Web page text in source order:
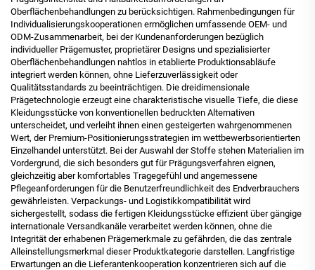
Oberflächenbehandlungen zu berücksichtigen. Rahmenbedingungen für
Individualisierungskooperationen ermöglichen umfassende OEM- und
ODM-Zusammenarbeit, bei der Kundenanforderungen bezüglich
individueller Prägemuster, proprietärer Designs und spezialisierter
Oberflächenbehandlungen nahtlos in etablierte Produktionsabläufe
integriert werden können, ohne Lieferzuverlässigkeit oder
Qualitätsstandards zu beeinträchtigen. Die dreidimensionale
Prägetechnologie erzeugt eine charakteristische visuelle Tiefe, die diese
Kleidungsstücke von konventionellen bedruckten Alternativen
unterscheidet, und verleiht ihnen einen gesteigerten wahrgenommenen
Wert, der Premium-Positionierungsstrategien im wettbewerbsorientierten
Einzelhandel unterstützt. Bei der Auswahl der Stoffe stehen Materialien im
Vordergrund, die sich besonders gut für Prägungsverfahren eignen,
gleichzeitig aber komfortables Tragegefühl und angemessene
Pflegeanforderungen für die Benutzerfreundlichkeit des Endverbrauchers
gewährleisten. Verpackungs- und Logistikkompatibilität wird
sichergestellt, sodass die fertigen Kleidungsstücke effizient über gängige
internationale Versandkanäle verarbeitet werden können, ohne die
Integrität der erhabenen Prägemerkmale zu gefährden, die das zentrale
Alleinstellungsmerkmal dieser Produktkategorie darstellen. Langfristige
Erwartungen an die Lieferantenkooperation konzentrieren sich auf die